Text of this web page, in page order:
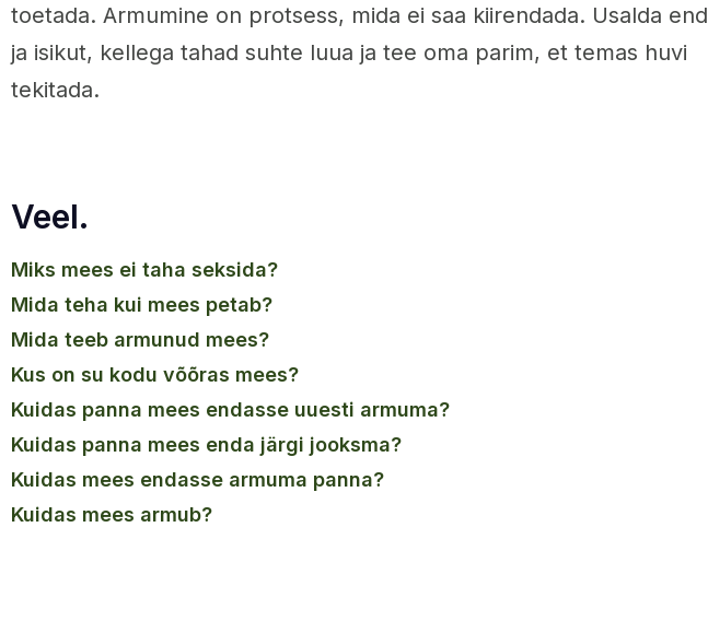
toetada. Armumine on protsess, mida ei saa kiirendada. Usalda end
ja isikut, kellega tahad suhte luua ja tee oma parim, et temas huvi
tekitada.
Veel.
miks mees ei taha seksida?
mida teha kui mees petab?
mida teeb armunud mees?
kus on su kodu võõras mees?
kuidas panna mees endasse uuesti armuma?
kuidas panna mees enda järgi jooksma?
kuidas mees endasse armuma panna?
kuidas mees armub?